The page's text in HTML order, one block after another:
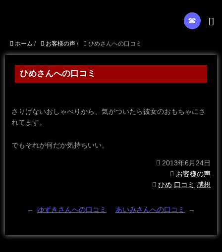
☎︎
ホーム / お客様の声 / ひめさんへの口コミ
ひめさんへの口コミ
さりげないおしゃべりから、気がついたら彼女のおもちゃにさ
れてます。
でもそれが何だか気持ちいい。
2013年6月24日
お客様の声
ひめ 口コミ 感想
← ゆずきさんへの口コミ あいみさんへの口コミ →